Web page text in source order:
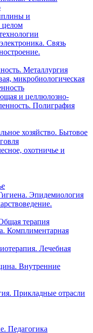
и
целом
Связь
Металлургия
микробиологическая
и целлюлозно-
Полиграфия
хозяйство. Бытовое
охотничье и
Эпидемиология
терапия
Комплиментарная
Лечебная
Внутренние
Прикладные отрасли
Педагогика